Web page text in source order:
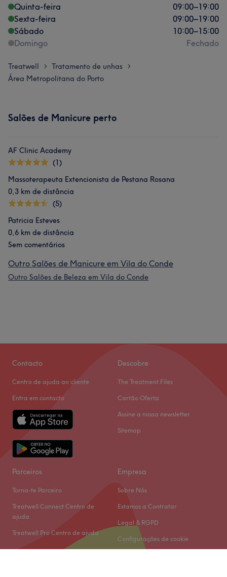
Quinta-feira
09:00–19:00
Sexta-feira
09:00–19:00
Sábado
10:00–15:00
Domingo
Fechado
Treatwell > Tratamento de unhas >
Área Metropolitana do Porto
Salões de Manicure perto
AF Clinic Academy
(1)
Massoterapeuta Extencionista de Pestana Rosana
0,3 km de distância
(5)
Patricia Esteves
0,6 km de distância
Sem comentários
Outro Salões de Manicure em Vila do Conde
Outro Salões de Beleza em Vila do Conde
Contacto
Centro de ajuda ao cliente
Entra em contacto
Descobre
The Treatment Files
Cartão Oferta
Assine a nossa newsletter
Sitemap
Parceiros
Torna-te Parceiro
Treatwell Connect Centro de
ajuda
Treatwell Pro Centro de ajuda
Empresa
Sobre Nós
Estamos a Contratar
Legal & RGPD
Configurações de cookie